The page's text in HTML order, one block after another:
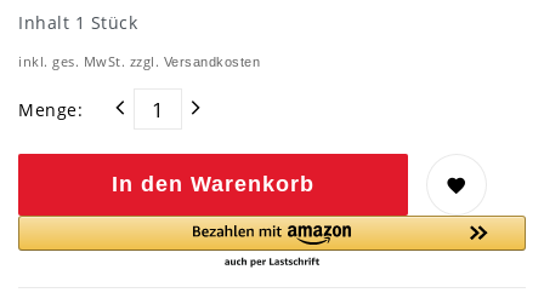
Inhalt 1 Stück
inkl. ges. MwSt. zzgl. Versandkosten
Menge:
In den Warenkorb